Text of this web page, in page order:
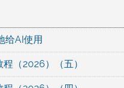
给AI使用
（2026）（五）